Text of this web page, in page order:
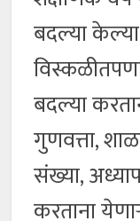
बदल्या
बदल्या
गुणवत्ता,
संख्या,
करताना